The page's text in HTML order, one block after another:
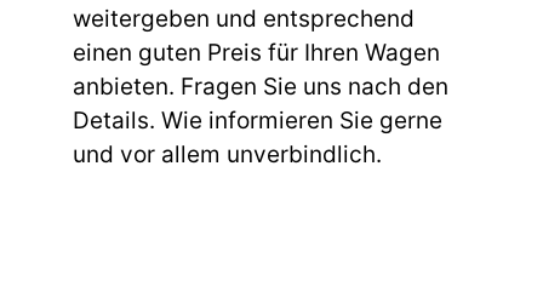
weitergeben und entsprechend
einen guten Preis für Ihren Wagen
anbieten. Fragen Sie uns nach den
Details. Wie informieren Sie gerne
und vor allem unverbindlich.